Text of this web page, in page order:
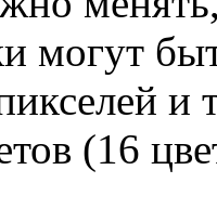
могут
и
(16